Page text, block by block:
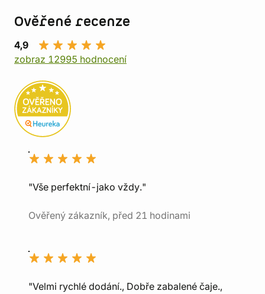
Ověřené recenze
4,9
zobraz 12995 hodnocení
"Vše perfektní-jako vždy."
Ověřený zákazník, před 21 hodinami
"Velmi rychlé dodání., Dobře zabalené čaje.,